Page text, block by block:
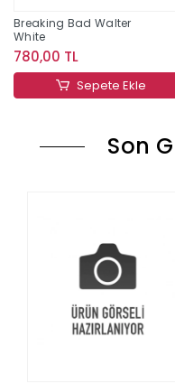
Breaking Bad Walter
White
780,00 TL
Sepete Ekle
Son